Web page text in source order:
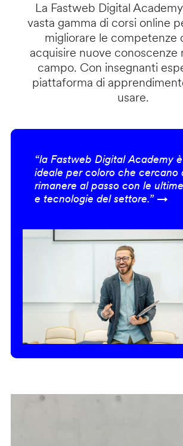
La Fastweb Digital
vasta gamma di corsi online
migliorare le competenze
acquisire nuove conoscenze
campo. Con insegnanti
piattaforma di
usare.
“la Fastweb Digital Academy
ideale per coloro che cercano
rimanere al passo con le
e tecnologie del settore.” →